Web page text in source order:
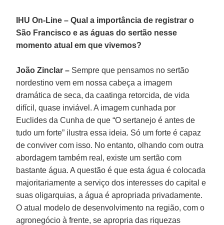
IHU On-Line – Qual a importância de registrar o
São Francisco e as águas do sertão nesse
momento atual em que vivemos?
João Zinclar – Sempre que pensamos no sertão
nordestino vem em nossa cabeça a imagem
dramática de seca, da caatinga retorcida, de vida
difícil, quase inviável. A imagem cunhada por
Euclides da Cunha de que “O sertanejo é antes de
tudo um forte” ilustra essa ideia. Só um forte é capaz
de conviver com isso. No entanto, olhando com outra
abordagem também real, existe um sertão com
bastante água. A questão é que esta água é colocada
majoritariamente a serviço dos interesses do capital e
suas oligarquias, a água é apropriada privadamente.
O atual modelo de desenvolvimento na região, com o
agronegócio à frente, se apropria das riquezas